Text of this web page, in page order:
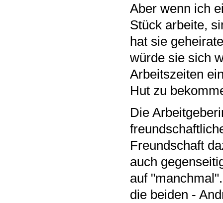
Aber wenn ich
Stück arbeite,
hat sie
würde sie sich
Arbeitszeiten
Hut zu
Die
Freundschaft
auch
auf
die beiden -